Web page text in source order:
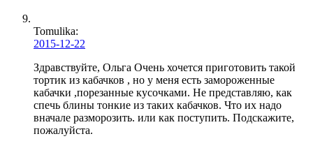
Tomulika:
2015-12-22
Здравствуйте, Ольга Очень хочется приготовить такой
тортик из кабачков , но у меня есть замороженные
кабачки ,порезанные кусочками. Не представляю, как
спечь блины тонкие из таких кабачков. Что их надо
вначале разморозить. или как поступить. Подскажите,
пожалуйста.